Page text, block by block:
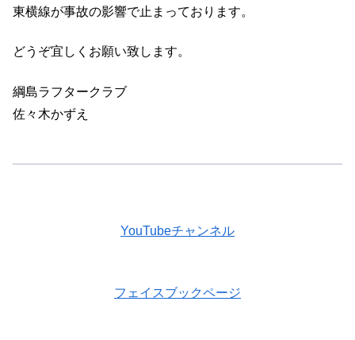
東横線が事故の影響で止まっております。
どうぞ宜しくお願い致します。
綱島ラフタークラブ
佐々木かずえ
YouTubeチャンネル
フェイスブックページ